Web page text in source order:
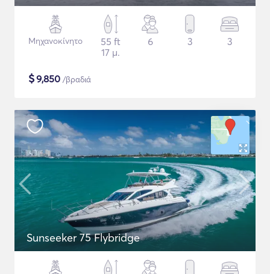
Μηχανοκίνητο
55 ft
17 μ.
6 3 3
$9,850 /βραδιά
Sunseeker 75 Flybridge